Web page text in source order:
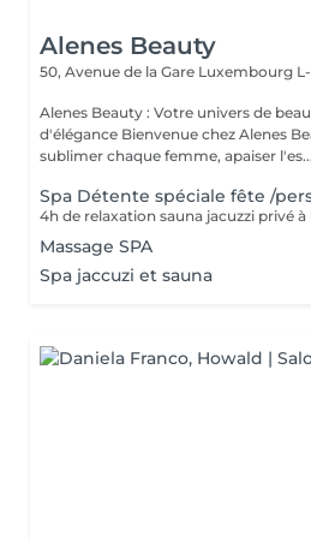
Alenes Beauty
50, Avenue de la Gare Luxembourg L-
Alenes Beauty : Votre univers de
d'élégance Bienvenue chez Alenes Beauty, un lieu pensé pour
sublimer chaque femme, apaiser l'es...
Spa Détente spéciale fête /
Massage SPA
Spa jaccuzi et sauna